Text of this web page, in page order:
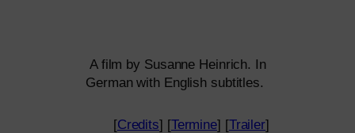
A film by Susanne Heinrich. In
German with English subtitles.
[Credits] [Termine] [Trailer]